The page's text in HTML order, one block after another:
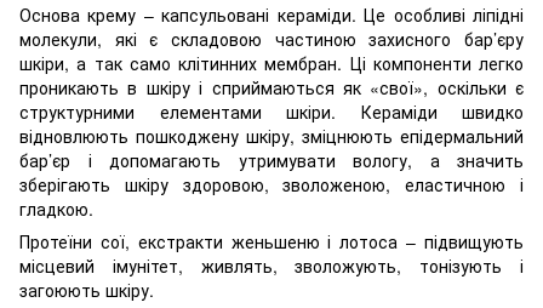
Основа крему – капсульовані кераміди. Це особливі ліпідні
молекули, які є складовою частиною захисного бар’єру
шкіри, а так само клітинних мембран. Ці компоненти легко
проникають в шкіру і сприймаються як «свої», оскільки є
структурними елементами шкіри. Кераміди швидко
відновлюють пошкоджену шкіру, зміцнюють епідермальний
бар’єр і допомагають утримувати вологу, а значить
зберігають шкіру здоровою, зволоженою, еластичною і
гладкою.
Протеїни сої, екстракти женьшеню і лотоса – підвищують
місцевий імунітет, живлять, зволожують, тонізують і
загоюють шкіру.